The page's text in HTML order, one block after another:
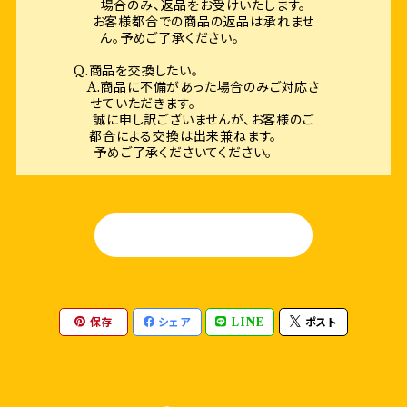
場合のみ、返品をお受けいたします。
お客様都合での商品の返品は承れませ
ん。予めご了承ください。
Q.商品を交換したい。
A.商品に不備があった場合のみご対応さ
せていただきます。
誠に申し訳ございませんが、お客様のご
都合による交換は出来兼ねます。
予めご了承くださいてください。
保存 シェア LINE ポスト